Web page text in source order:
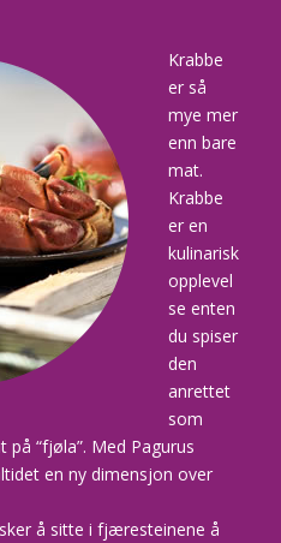
Krabbe
er så
mye mer
enn bare
mat.
Krabbe
er en
kulinarisk
opplevel
se enten
du spiser
den
anrettet
som
“fjøla”. Med Pagurus
en ny dimensjon over
å sitte i fjæresteinene å